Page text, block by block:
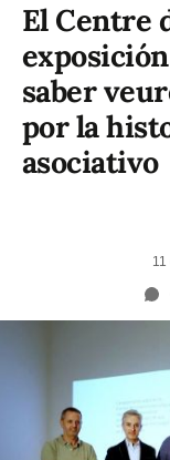
El Centre
saber
por la
asociativo